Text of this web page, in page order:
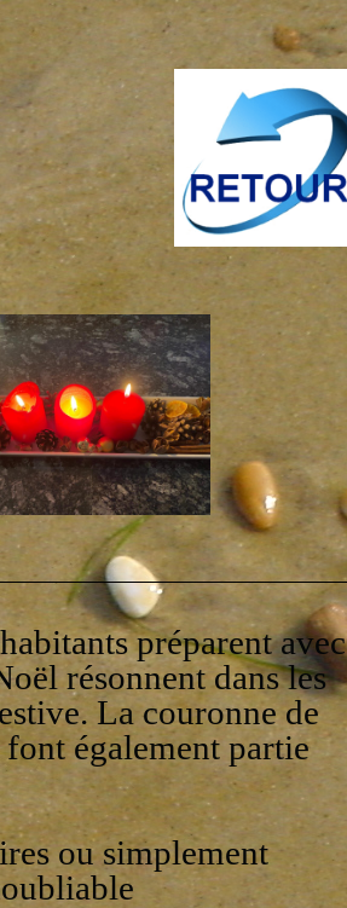
préparent avec
résonnent dans les
La couronne de
également partie
ou simplement